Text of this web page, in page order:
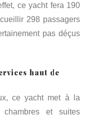
ce yacht fera 190
298 passagers
pas déçus
haut de
ce yacht met à la
et suites